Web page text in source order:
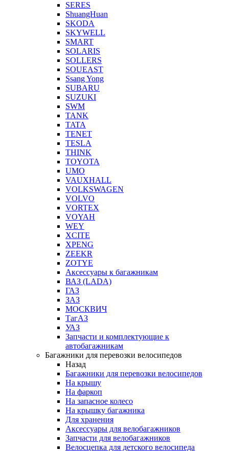
SERES
ShuangHuan
SKODA
SKYWELL
SMART
SOLARIS
SOLLERS
SOUEAST
Ssang Yong
SUBARU
SUZUKI
SWM
TANK
TATA
TENET
TESLA
THINK
TOYOTA
UMO
VAUXHALL
VOLKSWAGEN
VOLVO
VORTEX
VOYAH
WEY
XCITE
XPENG
ZEEKR
ZOTYE
Аксессуары к багажникам
ВАЗ (LADA)
ГАЗ
ЗАЗ
МОСКВИЧ
ТагАЗ
УАЗ
Запчасти и комплектующие к
автобагажникам
Багажники для перевозки велосипедов
Назад
Багажники для перевозки велосипедов
На крышу
На фаркоп
На запасное колесо
На крышку багажника
Для хранения
Аксессуары для велобагажников
Запчасти для велобагажников
Велосцепка для детского велосипеда